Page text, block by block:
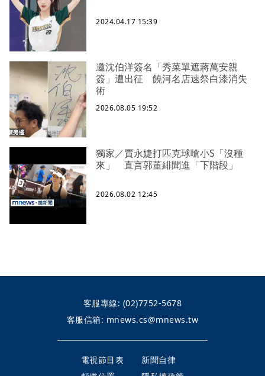
2024.04.17 15:39
邀沈伯洋簽名「秀菜單遮蔣萬安親
簽」遭出征 饒河名店速祭白漆消失
術
2026.08.05 19:52
獨家／賈永婕打匹克球嗆小S「沒種
來」 直言郭董緋聞進「下階段」
2026.08.02 12:45
客服專線: (02)7752-5678
客服信箱: mnews.cs@mnews.tw
電視節目表
新聞自律